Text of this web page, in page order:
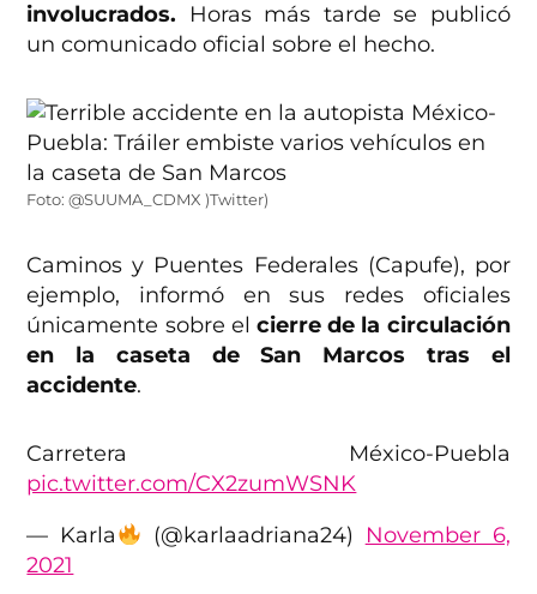
involucrados. Horas más tarde se publicó
un comunicado oficial sobre el hecho.
Foto: @SUUMA_CDMX )Twitter)
Caminos y Puentes Federales (Capufe), por
ejemplo, informó en sus redes oficiales
únicamente sobre el cierre de la circulación
en la caseta de San Marcos tras el
accidente.
Carretera México-Puebla
pic.twitter.com/CX2zumWSNK
— Karla
(@karlaadriana24)
November 6,
2021